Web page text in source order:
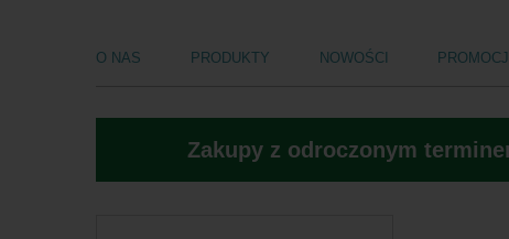
O NAS PRODUKTY NOWOŚCI
Zakupy z odroczonym